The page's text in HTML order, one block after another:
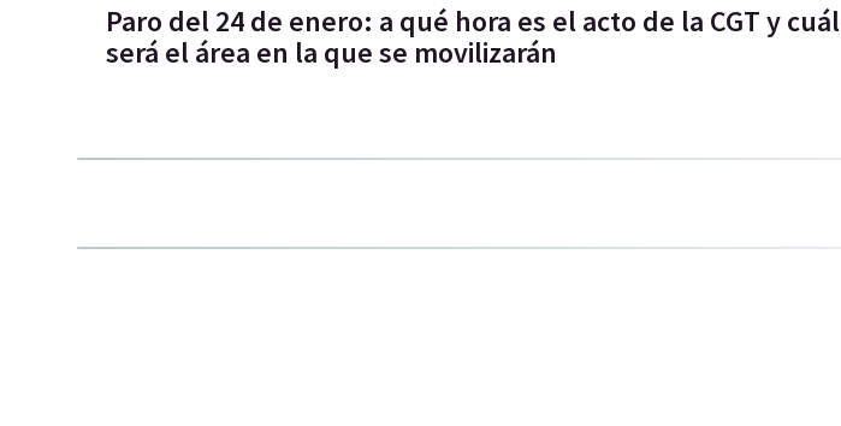
Paro del 24 de enero: a qué hora es el acto de la CGT y cuál
será el área en la que se movilizarán